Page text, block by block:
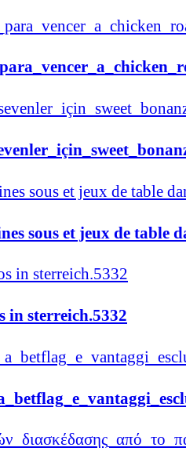
sous et jeux de table
in sterreich.5332